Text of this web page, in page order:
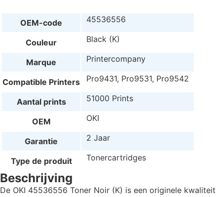
OEM-code 45536556
Couleur Black (K)
Marque Printercompany
Compatible Printers Pro9431, Pro9531, Pro9542
Aantal prints 51000 Prints
OEM OKI
Garantie 2 Jaar
Type de produit Tonercartridges
Beschrijving
De OKI 45536556 Toner Noir (K) is een originele kwaliteit